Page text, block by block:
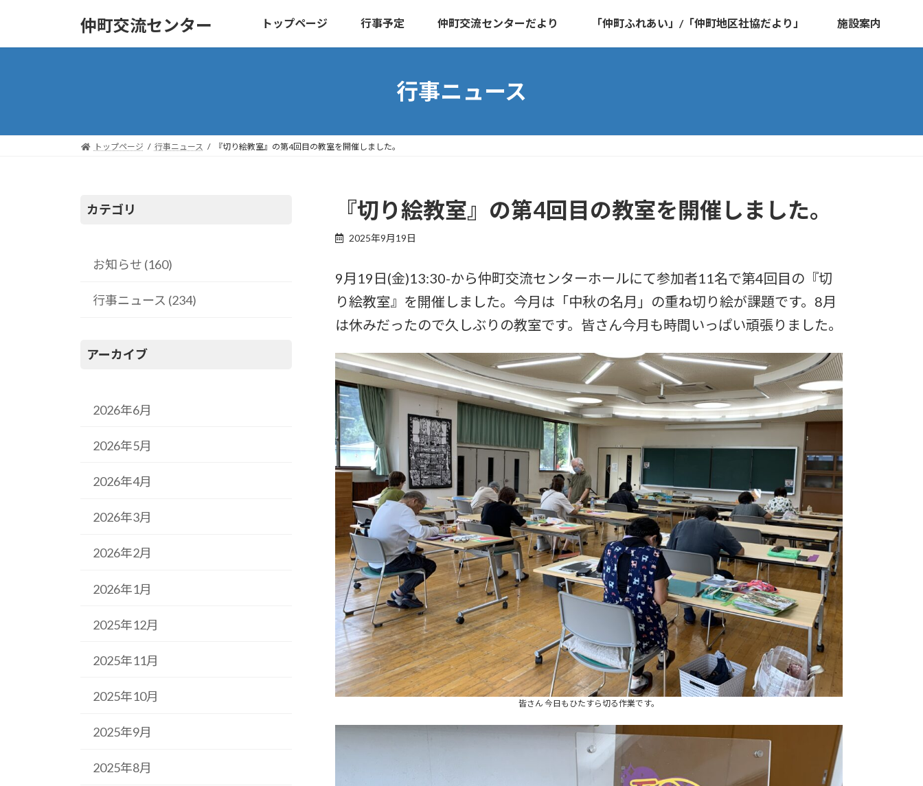
テ
ゲ
仲町交流センター トップページ 行事予定 仲町交流センターだより 「仲町ふれあい」/「仲町地区社協だより」 施設案内
行事ニュース
トップページ 行事ニュース 『切り絵教室』の第4回目の教室を開催しました。
『切り絵教室』の第4回目の教室を開催しました。
2025年9月19日
9月19日(金)13:30-から仲町交流センターホールにて参加者11名で第4回目の『切
り絵教室』を開催しました。今月は「中秋の名月」の重ね切り絵が課題です。8月
は休みだったので久しぶりの教室です。皆さん今月も時間いっぱい頑張りました。
皆さん 今日もひたすら切る作業です。
カテゴリ
お知らせ (160)
行事ニュース (234)
アーカイブ
2026年6月
2026年5月
2026年4月
2026年3月
2026年2月
2026年1月
2025年12月
2025年11月
2025年10月
2025年9月
2025年8月